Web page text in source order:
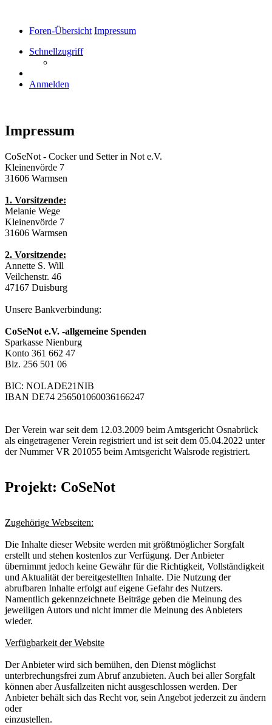
Foren-Übersicht Impressum
Schnellzugriff
Anmelden
Impressum
CoSeNot - Cocker und Setter in Not e.V.
Kleinenvörde 7
31606 Warmsen
1. Vorsitzende:
Melanie Wege
Kleinenvörde 7
31606 Warmsen
2. Vorsitzende:
Annette S. Will
Veilchenstr. 46
47167 Duisburg
Unsere Bankverbindung:
CoSeNot e.V. -allgemeine Spenden
Sparkasse Nienburg
Konto 361 662 47
Blz. 256 501 06
BIC: NOLADE21NIB
IBAN DE74 256501060036166247
Der Verein war seit dem 12.03.2009 beim Amtsgericht Osnabrück
als eingetragener Verein registriert und ist seit dem 05.04.2022 unter
der Nummer VR 201055 beim Amtsgericht Walsrode registriert.
Projekt: CoSeNot
Zugehörige Webseiten:
Die Inhalte dieser Website werden mit größtmöglicher Sorgfalt
erstellt und stehen kostenlos zur Verfügung. Der Anbieter
übernimmt jedoch keine Gewähr für die Richtigkeit, Vollständigkeit
und Aktualität der bereitgestellten Inhalte. Die Nutzung der
abrufbaren Inhalte erfolgt auf eigene Gefahr des Nutzers.
Namentlich gekennzeichnete Beiträge geben die Meinung des
jeweiligen Autors und nicht immer die Meinung des Anbieters
wieder.
Verfügbarkeit der Website
Der Anbieter wird sich bemühen, den Dienst möglichst
unterbrechungsfrei zum Abruf anzubieten. Auch bei aller Sorgfalt
können aber Ausfallzeiten nicht ausgeschlossen werden. Der
Anbieter behält sich das Recht vor, sein Angebot jederzeit zu ändern
oder
einzustellen.